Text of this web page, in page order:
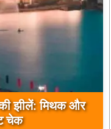
के बहुती जलप्रपात
दिशा में उठाया कदम